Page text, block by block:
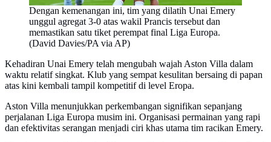
Dengan kemenangan ini, tim yang dilatih Unai Emery
unggul agregat 3-0 atas wakil Prancis tersebut dan
memastikan satu tiket perempat final Liga Europa.
(David Davies/PA via AP)
Kehadiran Unai Emery telah mengubah wajah Aston Villa dalam
waktu relatif singkat. Klub yang sempat kesulitan bersaing di papan
atas kini kembali tampil kompetitif di level Eropa.
Aston Villa menunjukkan perkembangan signifikan sepanjang
perjalanan Liga Europa musim ini. Organisasi permainan yang rapi
dan efektivitas serangan menjadi ciri khas utama tim racikan Emery.